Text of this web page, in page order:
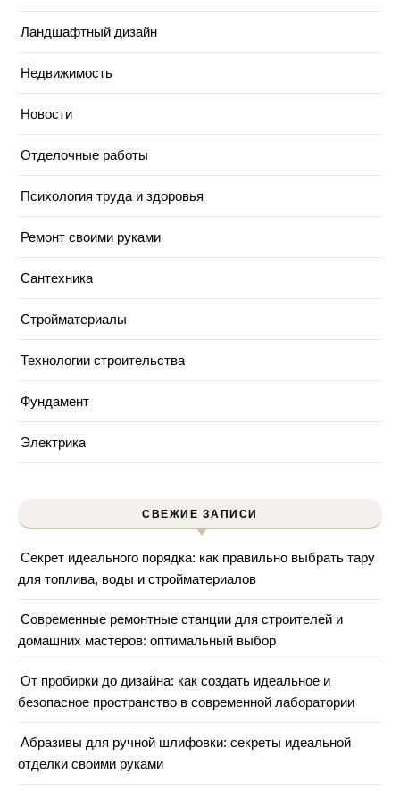
Ландшафтный дизайн
Недвижимость
Новости
Отделочные работы
Психология труда и здоровья
Ремонт своими руками
Сантехника
Стройматериалы
Технологии строительства
Фундамент
Электрика
СВЕЖИЕ ЗАПИСИ
Секрет идеального порядка: как правильно выбрать тару
для топлива, воды и стройматериалов
Современные ремонтные станции для строителей и
домашних мастеров: оптимальный выбор
От пробирки до дизайна: как создать идеальное и
безопасное пространство в современной лаборатории
Абразивы для ручной шлифовки: секреты идеальной
отделки своими руками